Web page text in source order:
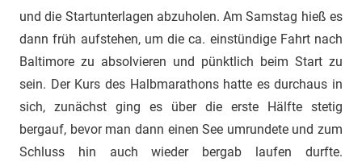
und die Startunterlagen abzuholen. Am Samstag hieß es
dann früh aufstehen, um die ca. einstündige Fahrt nach
Baltimore zu absolvieren und pünktlich beim Start zu
sein. Der Kurs des Halbmarathons hatte es durchaus in
sich, zunächst ging es über die erste Hälfte stetig
bergauf, bevor man dann einen See umrundete und zum
Schluss hin auch wieder bergab laufen durfte.